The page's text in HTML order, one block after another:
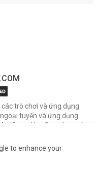
trò chơi và ứng dụng
tuyến và ứng dụng
bạn có
to enhance your